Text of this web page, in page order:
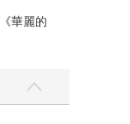
華麗的